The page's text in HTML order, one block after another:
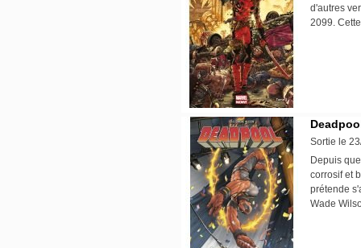
d'autres
2099.
Sortie le
Depuis
corrosif et
prétende
Wade